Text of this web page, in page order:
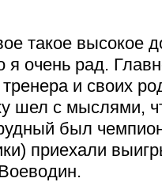
такое высокое
очень рад.
тренера и своих
шел с мыслями,
был
приехали